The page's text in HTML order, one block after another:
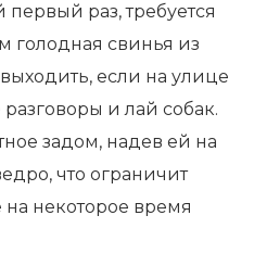
первый раз, требуется
голодная свинья из
если на улице
и лай собак.
задом, надев ей на
что ограничит
некоторое время